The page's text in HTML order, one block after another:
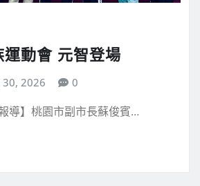
動會 元智登場
30, 2026 0
導】桃園市副市長蘇俊賓…